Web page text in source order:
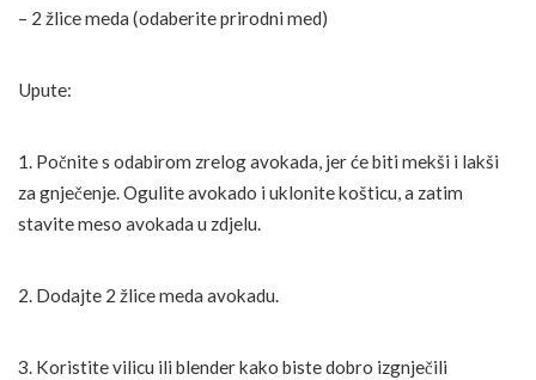
– 2 žlice meda (odaberite prirodni med)
Upute:
1. Počnite s odabirom zrelog avokada, jer će biti mekši i lakši
za gnječenje. Ogulite avokado i uklonite košticu, a zatim
stavite meso avokada u zdjelu.
2. Dodajte 2 žlice meda avokadu.
3. Koristite vilicu ili blender kako biste dobro izgnječili